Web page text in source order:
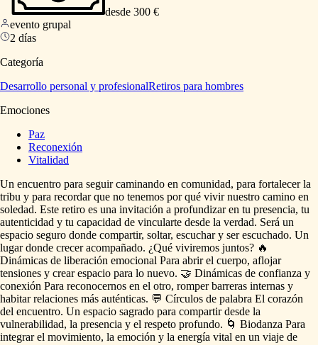
desde 300 €
evento grupal
2 días
Categoría
Desarrollo personal y profesionalRetiros para hombres
Emociones
Paz
Reconexión
Vitalidad
Un encuentro para seguir caminando en comunidad, para fortalecer la
tribu y para recordar que no tenemos por qué vivir nuestro camino en
soledad. Este retiro es una invitación a profundizar en tu presencia, tu
autenticidad y tu capacidad de vincularte desde la verdad. Será un
espacio seguro donde compartir, soltar, escuchar y ser escuchado. Un
lugar donde crecer acompañado. ¿Qué viviremos juntos? 🔥
Dinámicas de liberación emocional Para abrir el cuerpo, aflojar
tensiones y crear espacio para lo nuevo. 🤝 Dinámicas de confianza y
conexión Para reconocernos en el otro, romper barreras internas y
habitar relaciones más auténticas. 💬 Círculos de palabra El corazón
del encuentro. Un espacio sagrado para compartir desde la
vulnerabilidad, la presencia y el respeto profundo. 🌀 Biodanza Para
integrar el movimiento, la emoción y la energía vital en un viaje de